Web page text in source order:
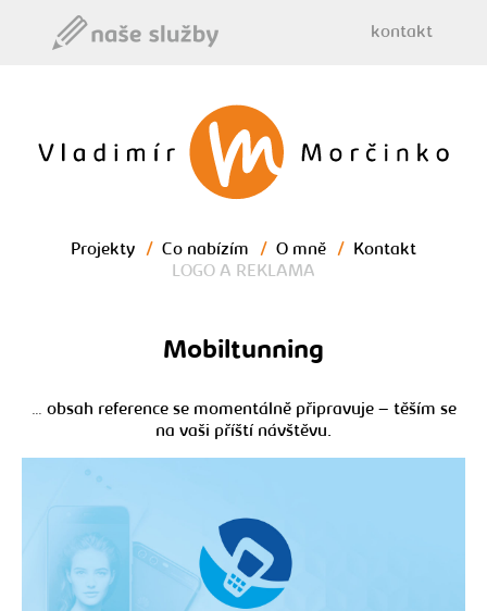
kontakt
Morčinko - brand
designer
Projekty / Co nabízím / O mně /
Kontakt
LOGO A REKLAMA
Mobiltunning
… obsah reference se momentálně připravuje – těším se
na vaši příští návštěvu.